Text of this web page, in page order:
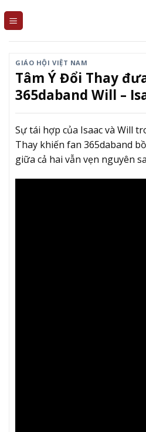
GIÁO HỘI VIỆT NAM
Tâm Ý Đổi Thay
365daband Will –
Sự tái hợp của Isaac và Will
Thay khiến fan 365daband
giữa cả hai vẫn vẹn nguyên